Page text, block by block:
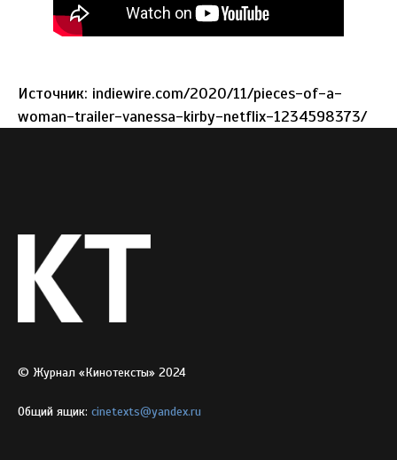
Источник: indiewire.com/2020/11/pieces-of-a-
woman-trailer-vanessa-kirby-netflix-1234598373/
© Журнал «Кинотексты» 2024
Общий ящик: cinetexts@yandex.ru